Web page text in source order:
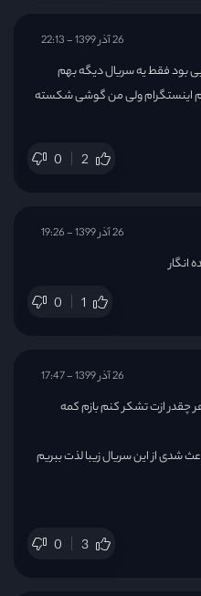
بود فقط یه سریال دیگه بهم
اینستگرام ولی من گوشی شکسته
0 2
26 آذر 1399 - 22:13
0 1
26 آذر 1399 - 19:26
ازت تشکر کنم بازم کمه
شدی از این سریال زیبا لذت ببریم
0 3
26 آذر 1399 - 17:47